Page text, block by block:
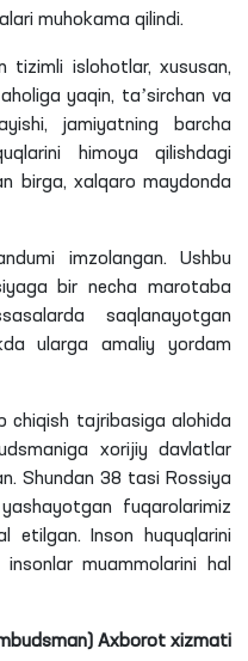
muhokama qilindi.
tizimli islohotlar, xususan,
yaqin, taʼsirchan va
jamiyatning barcha
himoya qilishdagi
birga, xalqaro maydonda
imzolangan. Ushbu
bir necha marotaba
saqlanayotgan
ularga amaliy yordam
chiqish tajribasiga alohida
xorijiy davlatlar
Shundan 38 tasi Rossiya
fuqarolarimiz
etilgan. Inson huquqlarini
insonlar muammolarini hal
Axborot xizmati